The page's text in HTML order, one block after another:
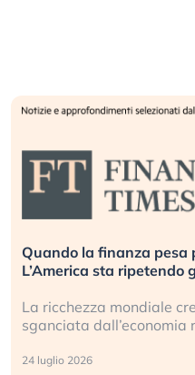
Quando la finanza pesa
L’America sta ripetendo
La ricchezza mondiale
sganciata dall’economia
24 luglio 2026